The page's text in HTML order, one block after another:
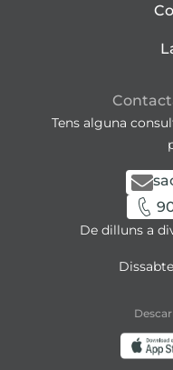
Tens alguna
De dilluns a